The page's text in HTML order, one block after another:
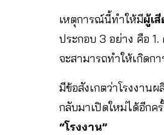
เหตุการณ์นี้ทำให้มีผู้เ
ประกอบ 3 อย่าง คือ 1.
จะสามารถทำให้เกิดก
มีข้อสังเกตว่าโรงงาน
กลับมาเปิดใหม่ได้อีกครั้
“โรงงาน”